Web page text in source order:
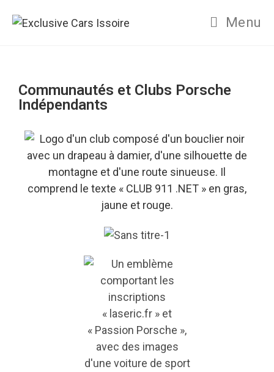
Menu
Communautés et Clubs Porsche
Indépendants